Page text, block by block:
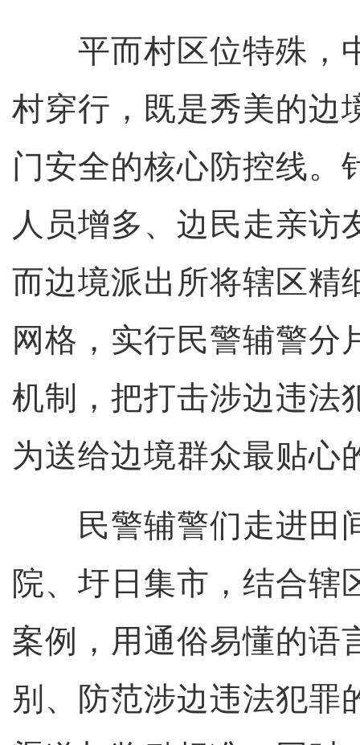
平而村区位特殊，
村穿行，既是秀美的边
门安全的核心防控线。
人员增多、边民走亲访
而边境派出所将辖区精
网格，实行民警辅警分
机制，把打击涉边违法
为送给边境群众最贴心
民警辅警们走进田
院、圩日集市，结合辖
案例，用通俗易懂的语
别、防范涉边违法犯罪